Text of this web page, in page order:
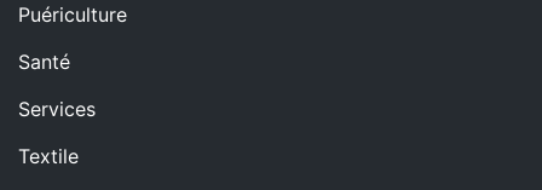
Puériculture
Santé
Services
Textile